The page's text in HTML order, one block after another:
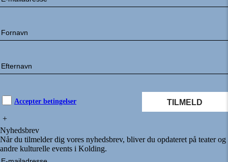
Accepter betingelser
+
Nyhedsbrev
Når du tilmelder dig vores nyhedsbrev, bliver du opdateret på teater og
andre kulturelle events i Kolding.